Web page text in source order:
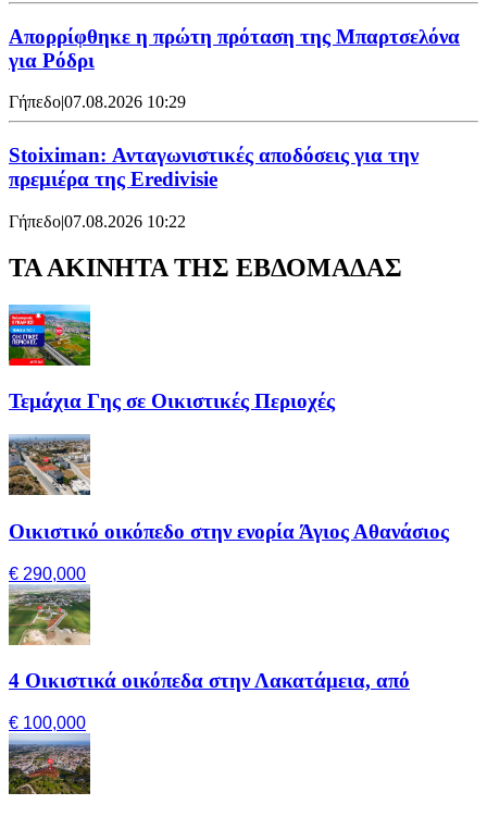
Απορρίφθηκε η πρώτη πρόταση της Μπαρτσελόνα
για Ρόδρι
Γήπεδο|07.08.2026 10:29
Stoiximan: Ανταγωνιστικές αποδόσεις για την
πρεμιέρα της Eredivisie
Γήπεδο|07.08.2026 10:22
ΤΑ ΑΚΙΝΗΤΑ ΤΗΣ ΕΒΔΟΜΑΔΑΣ
Τεμάχια Γης σε Οικιστικές Περιοχές
Οικιστικό οικόπεδο στην ενορία Άγιος Αθανάσιος
€ 290,000
4 Οικιστικά οικόπεδα στην Λακατάμεια, από
€ 100,000